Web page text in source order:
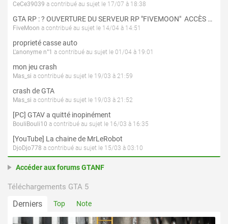
CeCe39039 a contribué au sujet le 17/07 à 18:38
GTA RP : ? OUVERTURE DU SERVEUR RP "FIVEMOON"  ACCÈS LIBRE ?
FiveMoon a contribué au sujet le 14/04 à 14:51
proprieté casse auto
L'anonyme n°1 a contribué au sujet le 01/04 à 19:01
mon jeu crash
Mas_si a contribué au sujet le 19/03 à 21:59
crash de GTA
Mas_si a contribué au sujet le 19/03 à 21:52
[PC] GTAV a quitté inopinément
BouliBouli10 a contribué au sujet le 16/03 à 16:35
[YouTube] La chaine de MrLeRobot
DjoDjo778 a contribué au sujet le 15/03 à 03:10
Accéder aux forums GTANF
Téléchargements GTA 5
Derniers Top Note